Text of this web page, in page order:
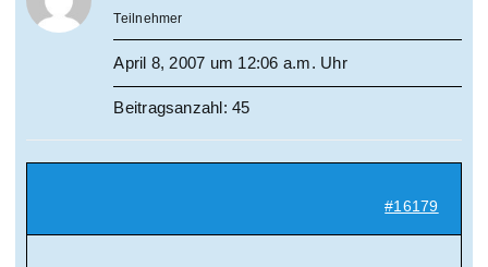
Teilnehmer
April 8, 2007 um 12:06 a.m. Uhr
Beitragsanzahl: 45
#16179